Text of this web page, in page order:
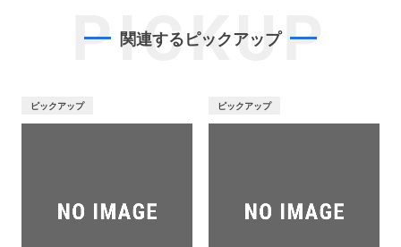
PICKUP
関連するピックアップ
ピックアップ ピックアップ